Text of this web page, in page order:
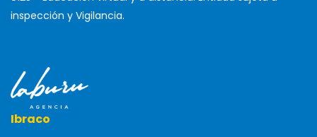
inspección y Vigilancia.
Ibraco